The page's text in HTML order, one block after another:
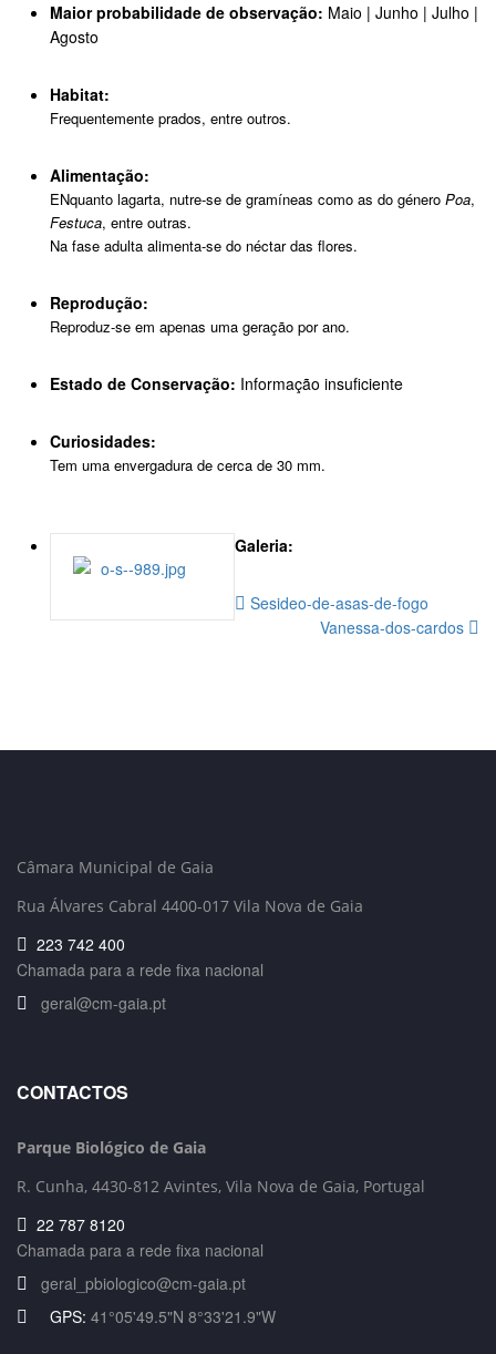
Maior probabilidade de observação: Maio | Junho | Julho |
Agosto
Habitat:
Frequentemente prados, entre outros.
Alimentação:
ENquanto lagarta, nutre-se de gramíneas como as do género Poa,
Festuca, entre outras.
Na fase adulta alimenta-se do néctar das flores.
Reprodução:
Reproduz-se em apenas uma geração por ano.
Estado de Conservação: Informação insuficiente
Curiosidades:
Tem uma envergadura de cerca de 30 mm.
Galeria:
Sesideo-de-asas-de-fogo
Vanessa-dos-cardos
Câmara Municipal de Gaia
Rua Álvares Cabral 4400-017 Vila Nova de Gaia
223 742 400
Chamada para a rede fixa nacional
geral@cm-gaia.pt
CONTACTOS
Parque Biológico de Gaia
R. Cunha, 4430-812 Avintes, Vila Nova de Gaia, Portugal
22 787 8120
Chamada para a rede fixa nacional
geral_pbiologico@cm-gaia.pt
GPS: 41°05'49.5"N 8°33'21.9"W